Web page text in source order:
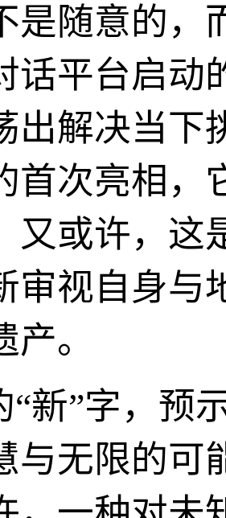
是随意的，
话平台启动
出解决当下
首次亮相，
又或许，这
审视自身与
。
“新”字，预
与无限的可